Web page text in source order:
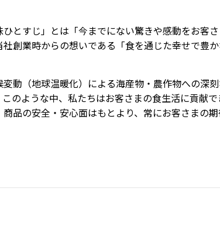
とすじ」とは「今までにない驚きや感動をお客
創業時からの想いである「食を通じた幸せで豊
動（地球温暖化）による海産物・農作物への深
のような中、私たちはお客さまの食生活に貢献
品の安全・安心面はもとより、常にお客さまの